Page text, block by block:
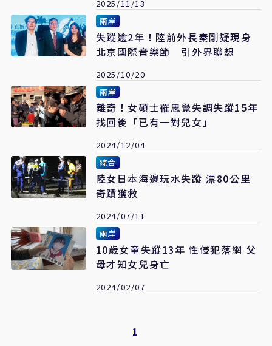
2025/11/13
兩岸
失蹤逾2年！陸前外長秦剛疑現身
北京國際音樂節 引外界聯想
2025/10/20
兩岸
離奇！女碩士罹思覺失調失蹤15年
找回後「已有一對兒女」
2024/12/04
綜合
陸女日本海邊玩水失蹤 漂80公里
奇蹟獲救
2024/07/11
兩岸
10歲女童失蹤13年 性侵犯落網 父
母才知女兒身亡
2024/02/07
1